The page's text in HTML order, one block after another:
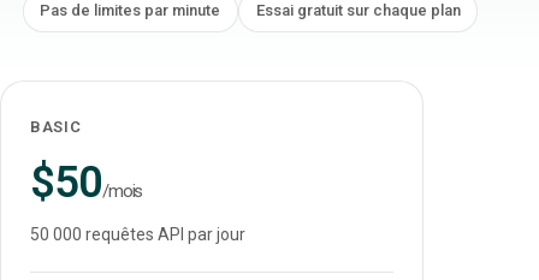
Pas de limites par minute Essai gratuit sur chaque plan
BASIC
$50/mois
50 000 requêtes API par jour